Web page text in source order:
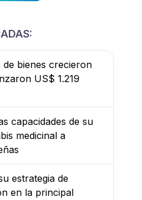
de bienes crecieron
US$ 1.219
capacidades de su
medicinal a
estrategia de
en la principal